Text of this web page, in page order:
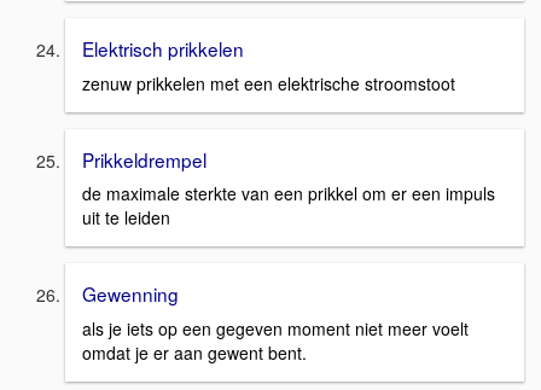
Elektrisch prikkelen
zenuw prikkelen met een elektrische stroomstoot
Prikkeldrempel
de maximale sterkte van een prikkel om er een impuls
uit te leiden
Gewenning
als je iets op een gegeven moment niet meer voelt
omdat je er aan gewent bent.